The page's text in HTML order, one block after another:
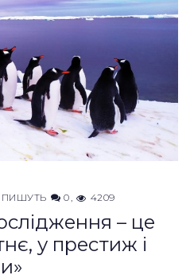
0 4209
– це
у престиж і